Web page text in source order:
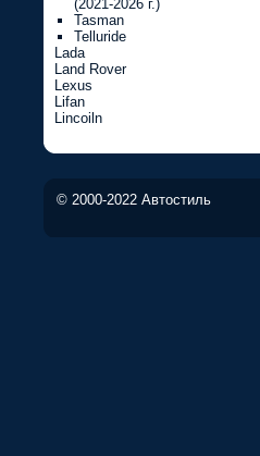
(2021-2026 г.)
Tasman
Telluride
Lada
Land Rover
Lexus
Lifan
Lincoiln
© 2000-2022 Автостиль